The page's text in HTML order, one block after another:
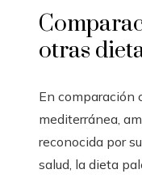
otras
En comparación
mediterránea,
reconocida por
salud, la dieta